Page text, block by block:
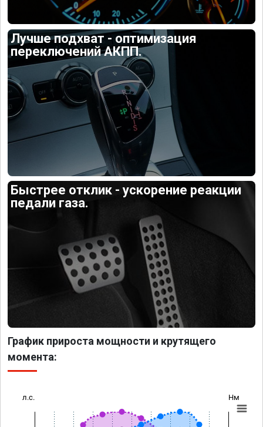
Лучше подхват - оптимизация
переключений АКПП.
Быстрее отклик - ускорение реакции
педали газа.
График прироста мощности и крутящего
момента:
л.с. Нм